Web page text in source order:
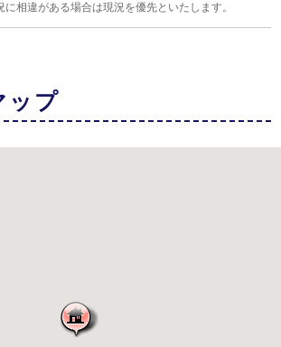
相違がある場合は現況を優先といたします。
ップ